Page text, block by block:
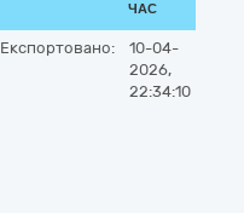
ЧАС
Експортовано:
10-04-
2026,
22:34:10